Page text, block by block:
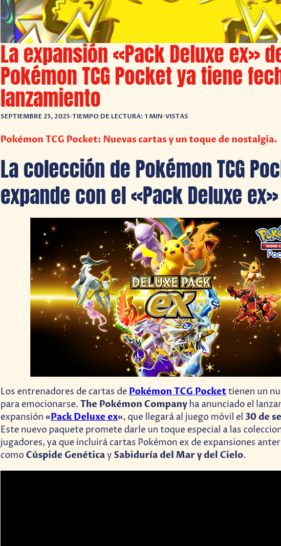
La expansión «Pack Deluxe ex»
Pokémon TCG Pocket ya tiene
lanzamiento
SEPTIEMBRE 25, 2025•TIEMPO DE LECTURA: 1 MIN•VISTAS
Pokémon TCG Pocket: Nuevas cartas y un toque de nostalgia.
La colección de Pokémon TCG
expande con el «Pack Deluxe ex»
Los entrenadores de cartas dePokémon TCG Pockettienen un
para emocionarse. The Pokémon Company ha anunciado el
expansión «Pack Deluxe ex«, que llegará al juego móvil el 30 de
Este nuevo paquete promete darle un toque especial a las
jugadores, ya que incluirá cartas Pokémon ex de expansiones
como Cúspide Genéticay Sabiduría del Mar y del Cielo.